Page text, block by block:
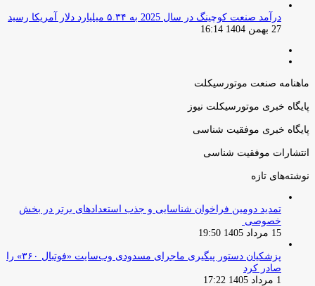
درآمد صنعت کوچینگ در سال 2025 به ۵.۳۴ میلیارد دلار آمریکا رسید
27 بهمن 1404 16:14
ماهنامه صنعت موتورسیکلت
پایگاه خبری موتورسیکلت نیوز
پایگاه خبری موفقیت شناسی
انتشارات موفقیت شناسی
نوشته‌های تازه
تمدید دومین فراخوان شناسایی و جذب استعدادهای برتر در بخش
خصوصی
15 مرداد 1405 19:50
پزشکیان دستور پیگیری ماجرای مسدودی وب‌سایت «فوتبال ۳۶۰» را
صادر کرد
1 مرداد 1405 17:22